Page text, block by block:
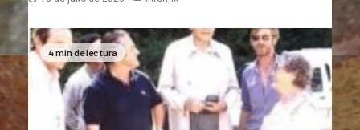
4 min de lectura